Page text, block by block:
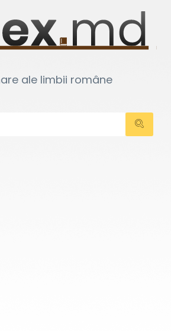
ale limbii române